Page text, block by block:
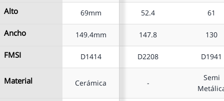
de Freno
-
delantera
de Freno
-
posterior
de
Alto 69mm 52.4 61
Ancho 149.4mm 147.8 130
FMSI D1414 D2208 D1941
Material Cerámica -
Semi
Alto 69mm
Ancho 149.4mm
FMSI D1414
Material Cerámica